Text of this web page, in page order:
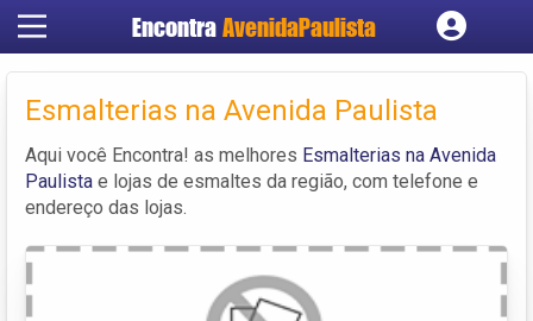
EncontraAvenidaPaulista
Cadastrar empresa
Criar conta
Esmalterias na Avenida Paulista
Aqui você Encontra! as melhores Esmalterias na Avenida
Paulista e lojas de esmaltes da região, com telefone e
endereço das lojas.